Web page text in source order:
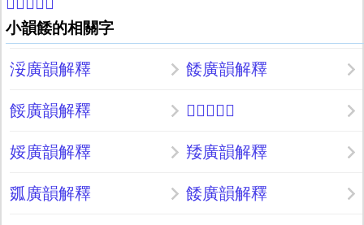
小韻餧的相關字
浽廣韻解釋 餧廣韻解釋
餒廣韻解釋 𩗔廣韻解釋
娞廣韻解釋 䍴廣韻解釋
㼏廣韻解釋 餧廣韻解釋